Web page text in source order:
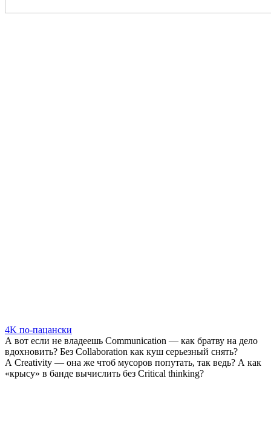
4K по-пацански
А вот если не владеешь Communication — как братву на дело
вдохновить? Без Collaboration как куш серьезный снять?
А Creativity — она же чтоб мусоров попутать, так ведь? А как
«крысу» в банде вычислить без Сritical thinking?